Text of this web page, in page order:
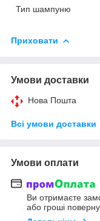
Тип шампуню
Приховати
Умови доставки
Нова Пошта
Всі умови доставки
Умови оплати
Ви отримаєте
або гроші